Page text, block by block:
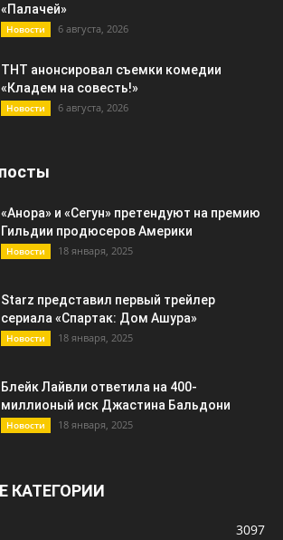
«Палачей»
Новости 6 августа, 2026
ТНТ анонсировал съемки комедии
«Кладем на совесть!»
Новости 6 августа, 2026
«Анора» и «Сегун» претендуют на премию
Гильдии продюсеров Америки
Новости 18 января, 2025
Starz представил первый трейлер
сериала «Спартак: Дом Ашура»
Новости 18 января, 2025
Блейк Лайвли ответила на 400-
миллионый иск Джастина Бальдони
Новости 18 января, 2025
КАТЕГОРИИ
3097